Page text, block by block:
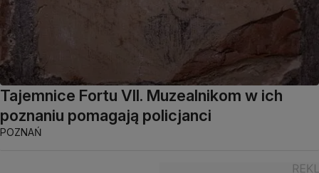
Tajemnice Fortu VII. Muzealnikom w ich
poznaniu pomagają policjanci
POZNAŃ